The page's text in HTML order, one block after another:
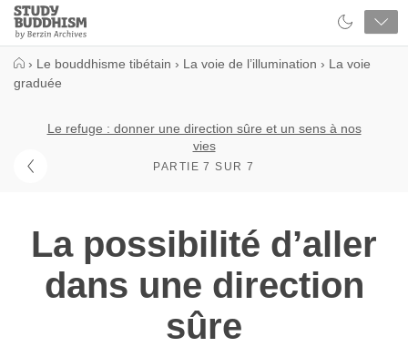
Close
Study
Buddhism
› Le bouddhisme tibétain › La voie de l’illumination › La voie
graduée
Le refuge : donner une direction sûre et un sens à nos
vies
PARTIE 7 SUR 7
La possibilité d’aller
dans une direction
sûre